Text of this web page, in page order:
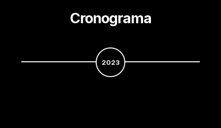
Cronograma
2023